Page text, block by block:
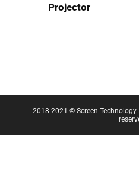
Projector
2018-2021 © Screen